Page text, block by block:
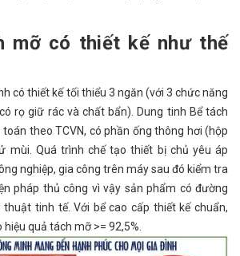
mỡ có thiết kế như thế
có thiết kế tối thiểu 3 ngăn (với 3 chức năng
rọ giữ rác và chất bẩn). Dung tinh Bể tách
theo TCVN, có phần ống thông hơi (hộp
mùi. Quá trình chế tạo thiết bị chủ yêu áp
nghiệp, gia công trên máy sau đó kiểm tra
pháp thủ công vì vậy sản phẩm có đường
tinh tế. Với bể cao cấp thiết kế chuẩn,
quả tách mỡ >= 92,5%.